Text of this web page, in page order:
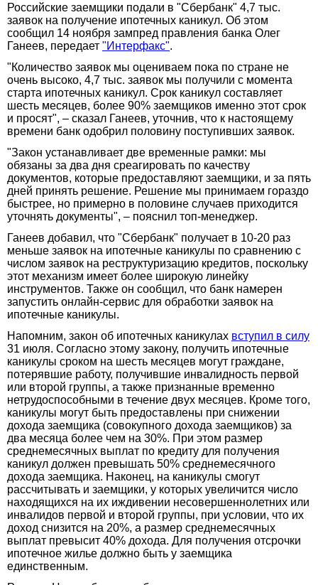
Российские заемщики подали в "Сбербанк" 4,7 тыс.
заявок на получение ипотечных каникул. Об этом
сообщил 14 ноября зампред правления банка Олег
Ганеев, передает "Интерфакс".
"Количество заявок мы оцениваем пока по стране не
очень высоко, 4,7 тыс. заявок мы получили с момента
старта ипотечных каникул. Срок каникул составляет
шесть месяцев, более 90% заемщиков именно этот срок
и просят", – сказал Ганеев, уточнив, что к настоящему
времени банк одобрил половину поступивших заявок.
"Закон устанавливает две временные рамки: мы
обязаны за два дня среагировать по качеству
документов, которые предоставляют заемщики, и за пять
дней принять решение. Решение мы принимаем гораздо
быстрее, но примерно в половине случаев приходится
уточнять документы", – пояснил топ-менеджер.
Ганеев добавил, что "Сбербанк" получает в 10-20 раз
меньше заявок на ипотечные каникулы по сравнению с
числом заявок на реструктуризацию кредитов, поскольку
этот механизм имеет более широкую линейку
инструментов. Также он сообщил, что банк намерен
запустить онлайн-сервис для обработки заявок на
ипотечные каникулы.
Напомним, закон об ипотечных каникулах вступил в силу
31 июля. Согласно этому закону, получить ипотечные
каникулы сроком на шесть месяцев могут граждане,
потерявшие работу, получившие инвалидность первой
или второй группы, а также признанные временно
нетрудоспособными в течение двух месяцев. Кроме того,
каникулы могут быть предоставлены при снижении
дохода заемщика (совокупного дохода заемщиков) за
два месяца более чем на 30%. При этом размер
среднемесячных выплат по кредиту для получения
каникул должен превышать 50% среднемесячного
дохода заемщика. Наконец, на каникулы смогут
рассчитывать и заемщики, у которых увеличится число
находящихся на их иждивении несовершеннолетних или
инвалидов первой и второй группы, при условии, что их
доход снизится на 20%, а размер среднемесячных
выплат превысит 40% дохода. Для получения отсрочки
ипотечное жилье должно быть у заемщика
единственным.